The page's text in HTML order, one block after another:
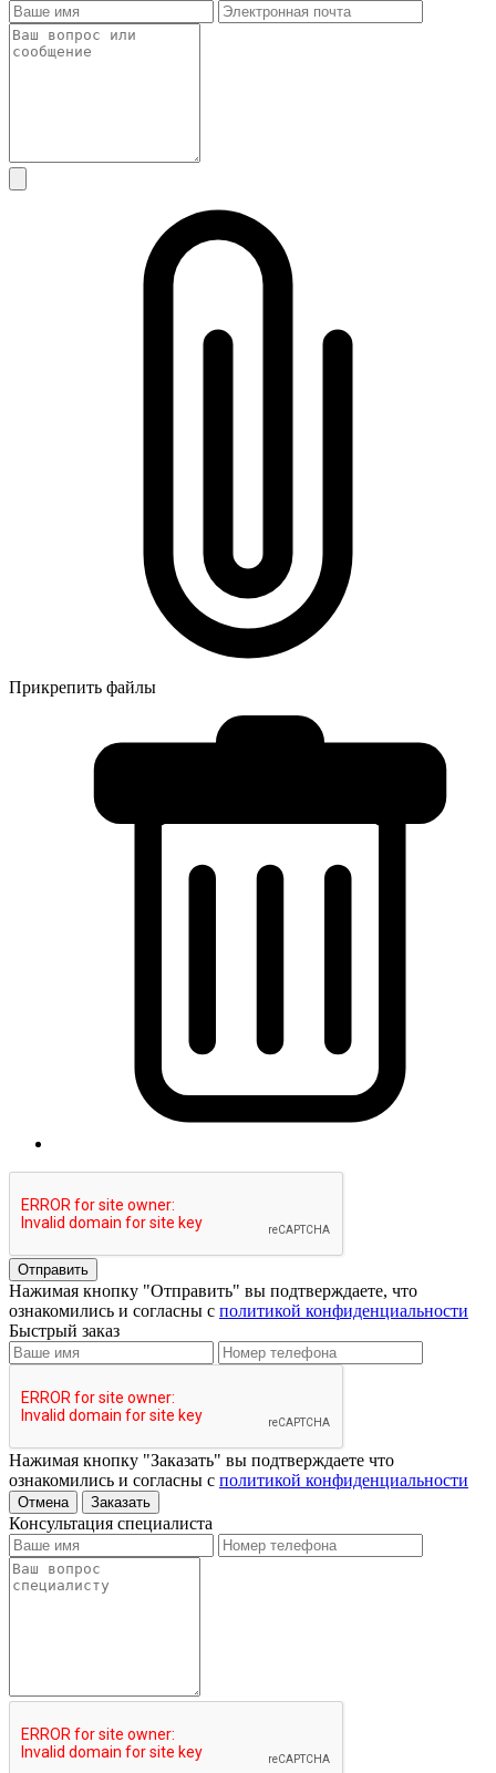
Прикрепить файлы
Отправить
Нажимая кнопку "Отправить" вы подтверждаете, что
ознакомились и согласны с политикой конфиденциальности
Быстрый заказ
Нажимая кнопку "Заказать" вы подтверждаете что
ознакомились и согласны с политикой конфиденциальности
Отмена Заказать
Консультация специалиста